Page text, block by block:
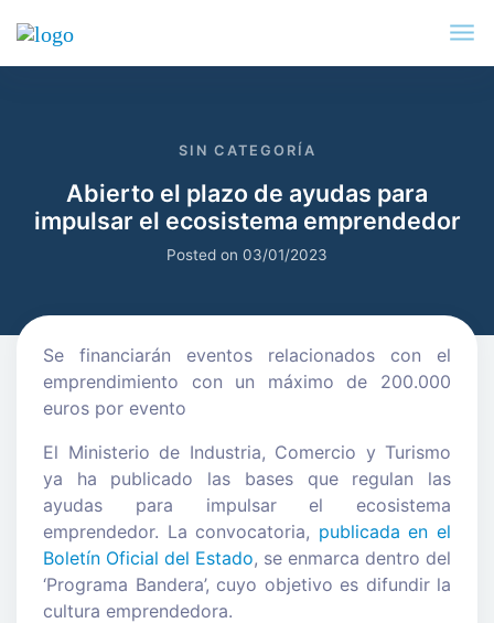
SIN CATEGORÍA
Abierto el plazo de ayudas para
impulsar el ecosistema emprendedor
Posted on 03/01/2023
Se financiarán eventos relacionados con el
emprendimiento con un máximo de 200.000
euros por evento
El Ministerio de Industria, Comercio y Turismo
ya ha publicado las bases que regulan las
ayudas para impulsar el ecosistema
emprendedor. La convocatoria, publicada en el
Boletín Oficial del Estado, se enmarca dentro del
‘Programa Bandera’, cuyo objetivo es difundir la
cultura emprendedora.